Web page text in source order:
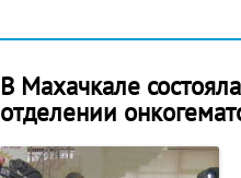
В Махачкале
отделении